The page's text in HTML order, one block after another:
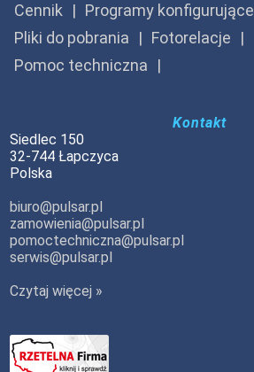
Cennik
Programy konfigurujące
Pliki do pobrania
Fotorelacje
Pomoc techniczna
Kontakt
Siedlec 150
32-744 Łapczyca
Polska
biuro@pulsar.pl
zamowienia@pulsar.pl
pomoctechniczna@pulsar.pl
serwis@pulsar.pl
Czytaj więcej »